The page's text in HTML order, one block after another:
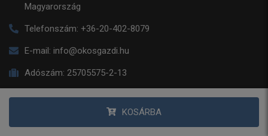
KOSÁRBA
Magyarország
Telefonszám: +36-20-402-8079
E-mail: info@okosgazdi.hu
Adószám: 25705575-2-13
Regisztrációs szám:13-09-182040